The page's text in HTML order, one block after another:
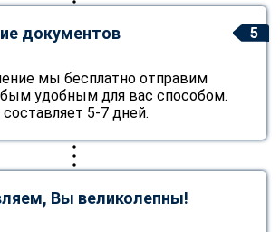
5
документов
мы бесплатно отправим
удобным для вас способом.
5-7 дней.
Вы великолепны!